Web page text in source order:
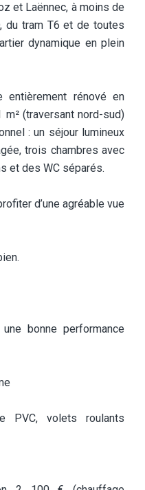
et Laënnec, à moins de
du tram T6 et de toutes
dynamique en plein
entièrement rénové en
(traversant nord-sud)
: un séjour lumineux
trois chambres avec
et des WC séparés.
d’une agréable vue
bonne performance
PVC, volets roulants